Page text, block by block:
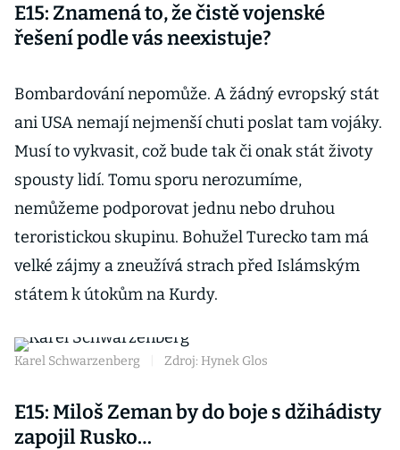
E15: Znamená to, že čistě vojenské
řešení podle vás neexistuje?
Bombardování nepomůže. A žádný evropský stát
ani USA nemají nejmenší chuti poslat tam vojáky.
Musí to vykvasit, což bude tak či onak stát životy
spousty lidí. Tomu sporu nerozumíme,
nemůžeme podporovat jednu nebo druhou
teroristickou skupinu. Bohužel Turecko tam má
velké zájmy a zneužívá strach před Islámským
státem k útokům na Kurdy.
Karel Schwarzenberg Zdroj: Hynek Glos
E15: Miloš Zeman by do boje s džihádisty
zapojil Rusko…